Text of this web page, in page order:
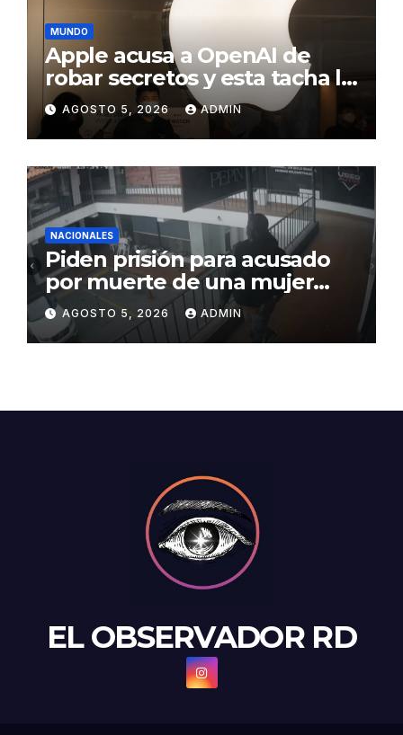
MUNDO
Apple acusa a OpenAI de
robar secretos y esta tacha la
demanda de «agresiva y
personal»
AGOSTO 5, 2026 ADMIN
NACIONALES
Piden prisión para acusado
por muerte de una mujer
durante intento de robo en
plaza comercial en Piantini
AGOSTO 5, 2026 ADMIN
EL OBSERVADOR RD